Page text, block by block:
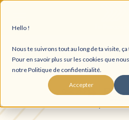
Hello !
Nous te suivrons tout au long de ta visite, ça
Pour en savoir plus sur les cookies que
notre Politique de confidentialité.
Accepter